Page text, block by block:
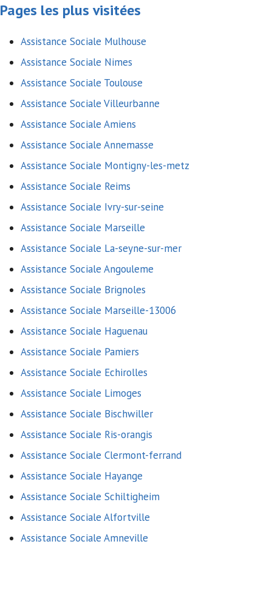
Pages les plus visitées
Assistance Sociale Mulhouse
Assistance Sociale Nimes
Assistance Sociale Toulouse
Assistance Sociale Villeurbanne
Assistance Sociale Amiens
Assistance Sociale Annemasse
Assistance Sociale Montigny-les-metz
Assistance Sociale Reims
Assistance Sociale Ivry-sur-seine
Assistance Sociale Marseille
Assistance Sociale La-seyne-sur-mer
Assistance Sociale Angouleme
Assistance Sociale Brignoles
Assistance Sociale Marseille-13006
Assistance Sociale Haguenau
Assistance Sociale Pamiers
Assistance Sociale Echirolles
Assistance Sociale Limoges
Assistance Sociale Bischwiller
Assistance Sociale Ris-orangis
Assistance Sociale Clermont-ferrand
Assistance Sociale Hayange
Assistance Sociale Schiltigheim
Assistance Sociale Alfortville
Assistance Sociale Amneville